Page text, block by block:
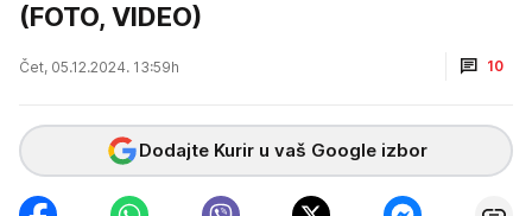
(FOTO, VIDEO)
Čet, 05.12.2024. 13:59h 10
Dodajte Kurir u vaš Google izbor